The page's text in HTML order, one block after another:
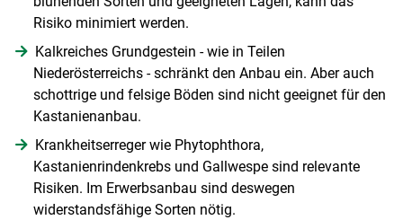
Risiko minimiert werden.
Kalkreiches Grundgestein - wie in Teilen
Niederösterreichs - schränkt den Anbau ein. Aber auch
schottrige und felsige Böden sind nicht geeignet für den
Kastanienanbau.
Krankheitserreger wie Phytophthora,
Kastanienrindenkrebs und Gallwespe sind relevante
Risiken. Im Erwerbsanbau sind deswegen
widerstandsfähige Sorten nötig.